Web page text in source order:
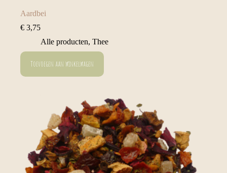
Aardbei
€ 3,75
Alle producten, Thee
Toevoegen aan winkelwagen